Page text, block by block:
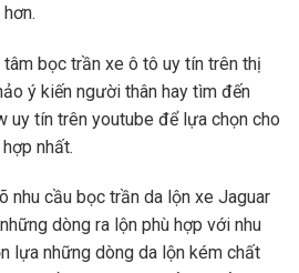
bọc trần xe ô tô uy tín trên thị
ý kiến người thân hay tìm đến
uy tín trên youtube để lựa chọn cho
nhất.
nhu cầu bọc trần da lộn xe Jaguar
dòng ra lộn phù hợp với nhu
lựa những dòng da lộn kém chất